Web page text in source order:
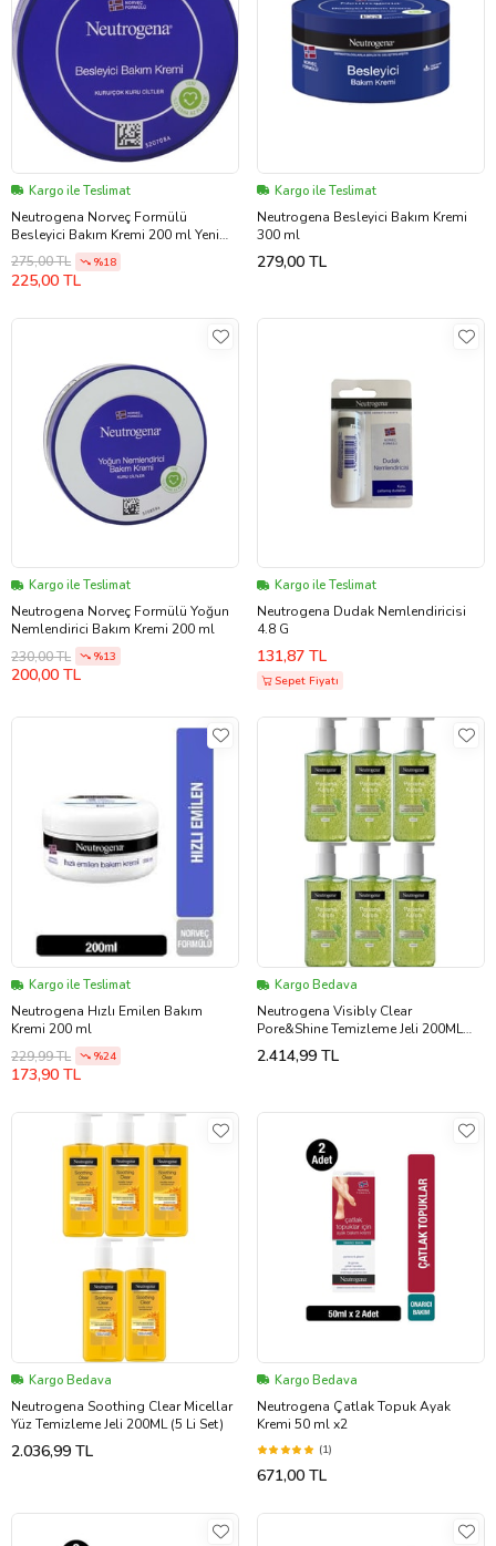
Kargo ile Teslimat
Neutrogena Norveç Formülü
Besleyici Bakım Kremi 200 ml Yeni
Ambalaj
275,00 TL %18
225,00 TL
Kargo ile Teslimat
Neutrogena Besleyici Bakım Kremi
300 ml
279,00 TL
Kargo ile Teslimat
Neutrogena Norveç Formülü Yoğun
Nemlendirici Bakım Kremi 200 ml
230,00 TL
%13
200,00 TL
Kargo ile Teslimat
Neutrogena Dudak Nemlendiricisi
4.8 G
131,87 TL
Sepet Fiyatı
Kargo ile Teslimat
Neutrogena Hızlı Emilen Bakım
Kremi 200 ml
229,99 TL
%24
173,90 TL
Kargo Bedava
Neutrogena Visibly Clear
Pore&Shine Temizleme Jeli 200ML
(Parlama Karşıtı) (6 Lı Set)
2.414,99 TL
Kargo Bedava
Neutrogena Soothing Clear Micellar
Yüz Temizleme Jeli 200ML (5 Li Set)
2.036,99 TL
Kargo Bedava
Neutrogena Çatlak Topuk Ayak
Kremi 50 ml x2
(1)
671,00 TL